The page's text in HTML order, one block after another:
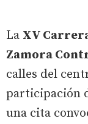
La XV
Zamora
calles del
participación
una cita